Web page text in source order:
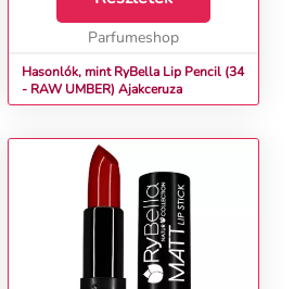
hangsúlyozza és kitölti az ajkak
formáját és megakadályozza a
Parfumeshop
Hasonlók, mint RyBella Lip Pencil (34
- RAW UMBER) Ajakceruza